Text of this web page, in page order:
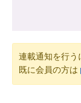
連載通知を行う
既に会員の方は